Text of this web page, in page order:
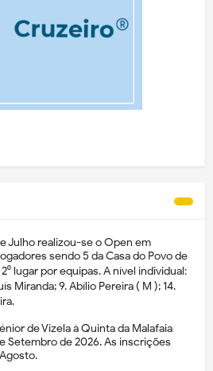
Julho realizou-se o Open em
sendo 5 da Casa do Povo de
lugar por equipas. A nível individual:
Miranda; 9. Abílio Pereira ( M ); 14.
de Vizela à Quinta da Malafaia
Setembro de 2026. As inscrições